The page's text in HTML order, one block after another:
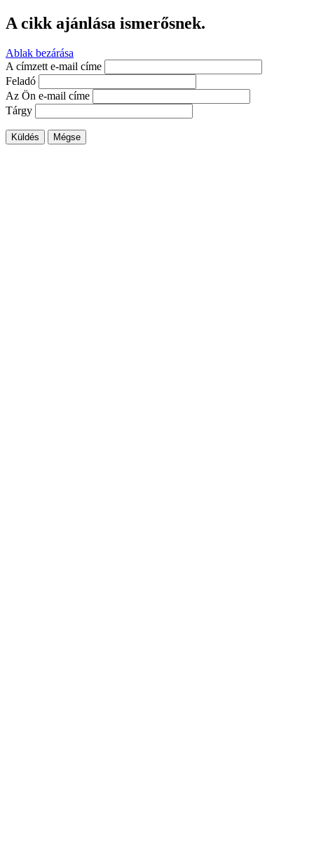
A cikk ajánlása ismerősnek.
Ablak bezárása
A címzett e-mail címe
Feladó
Az Ön e-mail címe
Tárgy
Küldés Mégse